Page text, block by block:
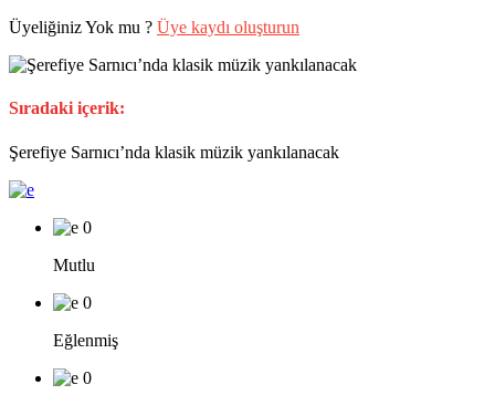
Üyeliğiniz Yok mu ? Üye kaydı oluşturun
Sıradaki içerik:
Şerefiye Sarnıcı’nda klasik müzik yankılanacak
0
Mutlu
0
Eğlenmiş
0